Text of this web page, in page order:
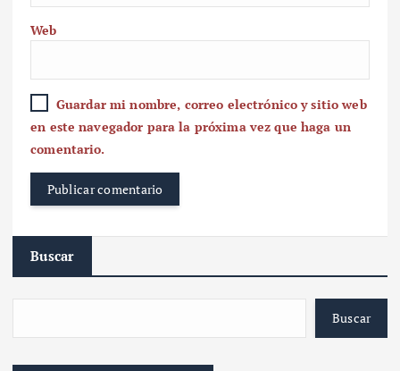
Web
Guardar mi nombre, correo electrónico y sitio web
en este navegador para la próxima vez que haga un
comentario.
Buscar
Buscar